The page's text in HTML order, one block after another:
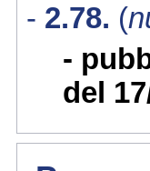
2.78. (
del